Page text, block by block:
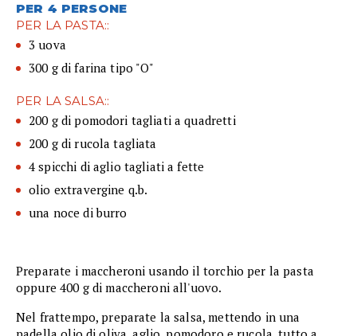
PER 4 PERSONE
PER LA PASTA::
3 uova
300 g di farina tipo "O"
PER LA SALSA::
200 g di pomodori tagliati a quadretti
200 g di rucola tagliata
4 spicchi di aglio tagliati a fette
olio extravergine q.b.
una noce di burro
Preparate i maccheroni usando il torchio per la pasta
oppure 400 g di maccheroni all'uovo.
Nel frattempo, preparate la salsa, mettendo in una